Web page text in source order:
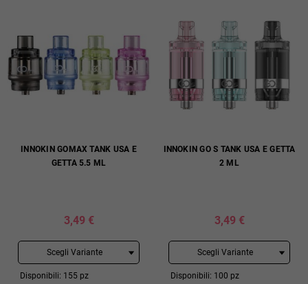
INNOKIN GOMAX TANK USA E
GETTA 5.5 ML
3,49 €
Disponibili: 155 pz
INNOKIN GO S TANK USA E GETTA
2 ML
3,49 €
Disponibili: 100 pz